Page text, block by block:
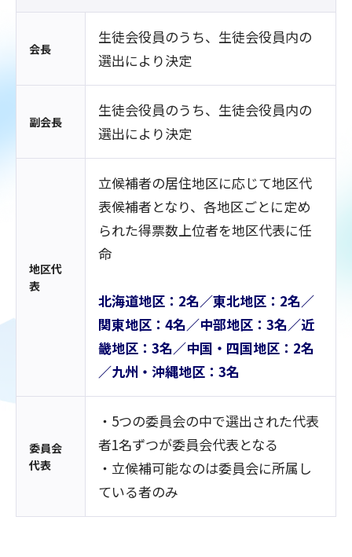
会長
生徒会役員のうち、生徒会役員内の
選出により決定
副会長
生徒会役員のうち、生徒会役員内の
選出により決定
地区代
表
立候補者の居住地区に応じて地区代
表候補者となり、各地区ごとに定め
られた得票数上位者を地区代表に任
命
北海道地区：2名／東北地区：2名／
関東地区：4名／中部地区：3名／近
畿地区：3名／中国・四国地区：2名
／九州・沖縄地区：3名
委員会
代表
・5つの委員会の中で選出された代表
者1名ずつが委員会代表となる
・立候補可能なのは委員会に所属し
ている者のみ